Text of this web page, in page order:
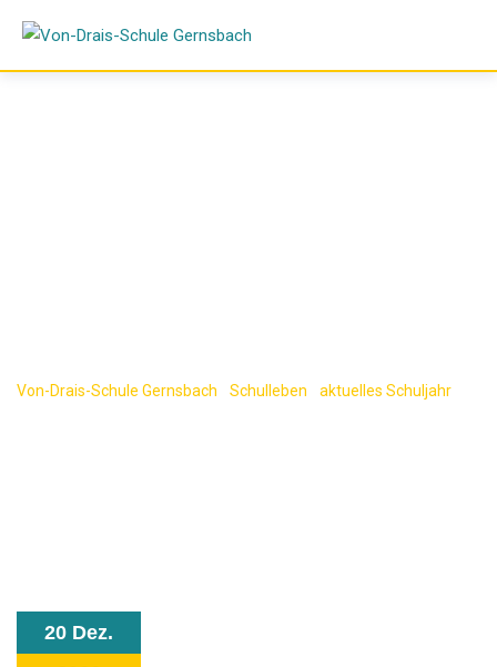
content
Von-Drais-Schule Gernsbach Schulleben aktuelles Schuljahr
20 Dez.